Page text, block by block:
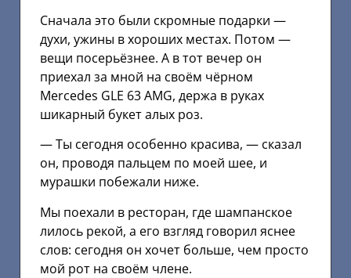
Сначала это были скромные подарки —
духи, ужины в хороших местах. Потом —
вещи посерьёзнее. А в тот вечер он
приехал за мной на своём чёрном
Mercedes GLE 63 AMG, держа в руках
шикарный букет алых роз.
— Ты сегодня особенно красива, — сказал
он, проводя пальцем по моей шее, и
мурашки побежали ниже.
Мы поехали в ресторан, где шампанское
лилось рекой, а его взгляд говорил яснее
слов: сегодня он хочет больше, чем просто
мой рот на своём члене.